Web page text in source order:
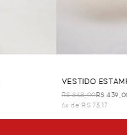
VESTIDO
R$ 868,00R$
6x de R$ 73,17